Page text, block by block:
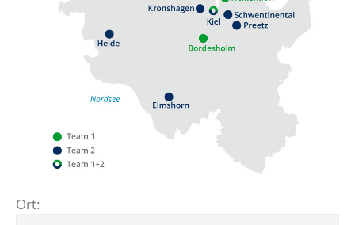
Ort: